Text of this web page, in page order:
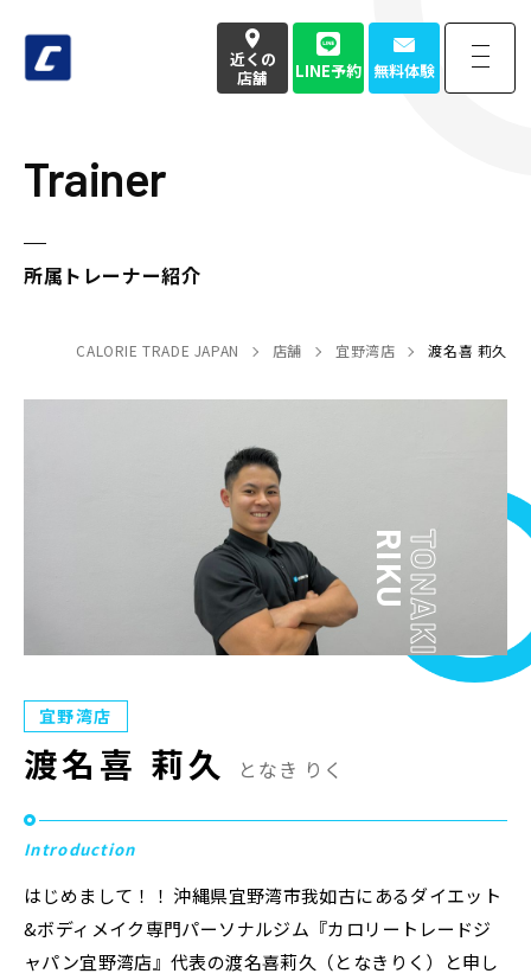
店舗
050-3177-4904
受付時間 9:00〜18:00定休日 土日祝
Case お客様事例
Blog/News
Store 店舗
Contact 体験レッスン申し込み
近くの
店舗
LINE予約 無料体験
Trainer
所属トレーナー紹介
CALORIE TRADE JAPAN 店舗 宜野湾店 渡名喜 莉久
TONAKI
RIKU
宜野湾店
渡名喜 莉久 となき りく
Introduction
はじめまして！！ 沖縄県宜野湾市我如古にあるダイエット
&ボディメイク専門パーソナルジム『カロリートレードジ
ャパン宜野湾店』代表の渡名喜莉久（となきりく）と申し